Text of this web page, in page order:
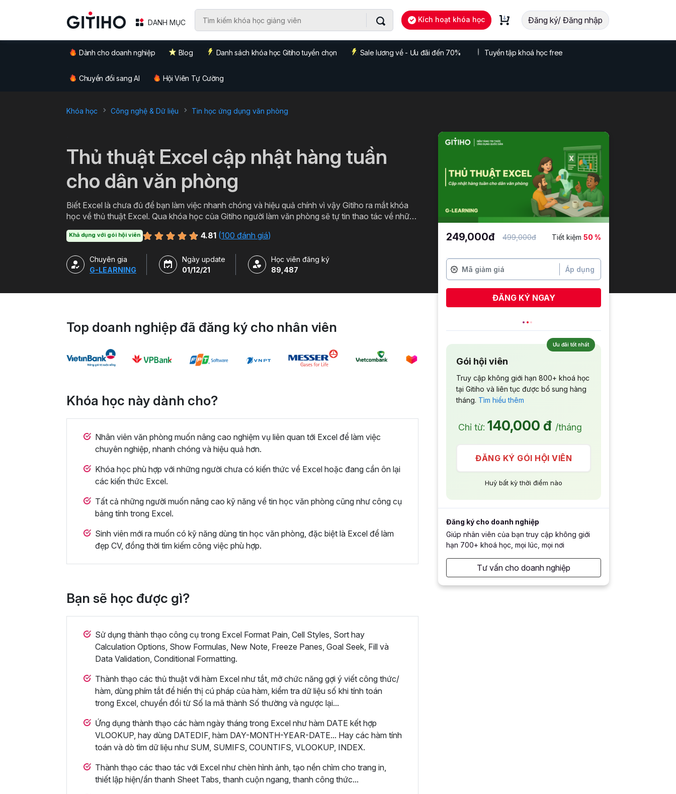
DANH MỤC Kích hoạt khóa học Đăng ký/ Đăng nhập
Dành cho doanh nghiệp Blog Danh sách khóa học Gitiho tuyển chọn Sale lương về - Ưu đãi đến 70% Tuyển tập khoá học free
Chuyển đổi sang AI Hội Viên Tự Cường
Khóa học Công nghệ & Dữ liệu Tin học ứng dụng văn phòng
Thủ thuật Excel cập nhật hàng tuần
cho dân văn phòng
Biết Excel là chưa đủ để bạn làm việc nhanh chóng và hiệu quả chính vì vậy Gitiho ra mắt khóa
học về thủ thuật Excel. Qua khóa học của Gitiho người làm văn phòng sẽ tự tin thao tác về những
Khả dụng với gói hội viên 4.81 (100 đánh giá)
Chuyên gia
G-LEARNING
Ngày update
01/12/21
Học viên đăng ký
89,487
Top doanh nghiệp đã đăng ký cho nhân viên
Khóa học này dành cho?
Nhân viên văn phòng muốn nâng cao nghiệm vụ liên quan tới Excel để làm việc
chuyên nghiệp, nhanh chóng và hiệu quả hơn.
Khóa học phù hợp với những người chưa có kiến thức về Excel hoặc đang cần ôn lại
các kiến thức Excel.
Tất cả những người muốn nâng cao kỹ năng về tin học văn phòng cũng như công cụ
bảng tính trong Excel.
Sinh viên mới ra muốn có kỹ năng dùng tin học văn phòng, đặc biệt là Excel để làm
đẹp CV, đồng thời tìm kiếm công việc phù hợp.
Bạn sẽ học được gì?
Sử dụng thành thạo công cụ trong Excel Format Pain, Cell Styles, Sort hay
Calculation Options, Show Formulas, New Note, Freeze Panes, Goal Seek, Fill và
Data Validation, Conditional Formatting.
Thành thạo các thủ thuật với hàm Excel như tắt, mở chức năng gợi ý viết công thức/
hàm, dùng phím tắt để hiển thị cú pháp của hàm, kiểm tra dữ liệu số khi tính toán
trong Excel, chuyển đổi từ Số la mã thành Số thường và ngược lại...
Ứng dụng thành thạo các hàm ngày tháng trong Excel như hàm DATE kết hợp
VLOOKUP, hay dùng DATEDIF, hàm DAY-MONTH-YEAR-DATE... Hay các hàm tính
toán và dò tìm dữ liệu như SUM, SUMIFS, COUNTIFS, VLOOKUP, INDEX.
Thành thạo các thao tác với Excel như chèn hình ảnh, tạo nền chìm cho trang in,
thiết lập hiện/ẩn thanh Sheet Tabs, thanh cuộn ngang, thanh công thức...
249,000đ 499,000đ Tiết kiệm 50 %
Áp dụng
ĐĂNG KÝ NGAY
Ưu đãi tốt nhất
Gói hội viên
Truy cập không giới hạn 800+ khoá học
tại Gitiho và liên tục được bổ sung hàng
tháng. Tìm hiểu thêm
Chỉ từ: 140,000 đ /tháng
ĐĂNG KÝ GÓI HỘI VIÊN
Huỷ bất kỳ thời điểm nào
Đăng ký cho doanh nghiệp
Giúp nhân viên của bạn truy cập không giới
hạn 700+ khoá học, mọi lúc, mọi nơi
Tư vấn cho doanh nghiệp